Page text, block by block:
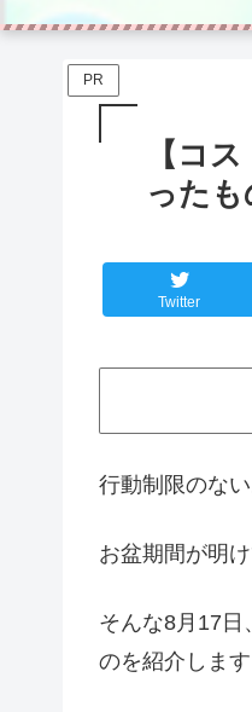
PR
【コ
った
Twitter
行動制限のな
お盆期間が明
そんな8月17日
のを紹介します